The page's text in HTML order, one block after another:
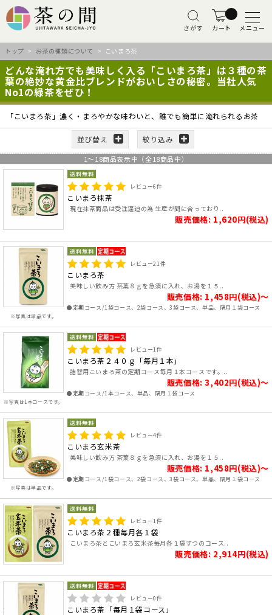
さがす カート メニュー
トップ > お茶の種類について > こいまろ茶
どんな淹れ方でも美味しく入る「こいまろ茶」は３種の茶
葉の絶妙な黄金比ブレンドがおいしさの秘密。当社人気
No1の緑茶をぜひ！
「こいまろ茶」濃く・まろやかな味わいと、誰でも簡単に淹れられるお茶
並び替え 絞り込み
1～ 18商品表示中（全 18商品中）
レビュー6件
こいまろ抹茶
現在抹茶商品は受注逼迫の為 生産が間に合っており..
販売価格: 1,620円(税込)
※写真は単品です。
レビュー21件
こいまろ茶
美味しい飲み方 茶葉８ｇを急須に入れ、お湯を１５..
販売価格: 1,458円(税込)～
●定期コース/1袋コース、2袋コース、3袋コース、単品、隔月１袋コース
※写真は1本コースです。
レビュー1件
こいまろ茶２４０ｇ「毎月１本」
詰替用こいまろ茶の定期コース毎月１本コースです。..
販売価格: 3,402円(税込)～
●定期コース/1本コース、単品、隔月１袋コース
※写真は単品です。
レビュー4件
こいまろ玄米茶
美味しい飲み方 茶葉８ｇを急須に入れ、お湯を１５..
販売価格: 1,458円(税込)～
●定期コース/1袋コース、2袋コース、3袋コース、単品、隔月１袋コース
レビュー1件
こいまろ茶２種毎月各１袋
こいまろ茶とこいまろ玄米茶毎月各１袋ずつのコース..
販売価格: 2,914円(税込)
レビュー0件
こいまろ茶「毎月１袋コース」